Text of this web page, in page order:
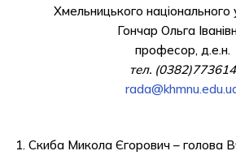
Хмельницького національного
Гончар Ольга
професор, д.е.н.
тел. (0382)773614
Скиба Микола Єгорович – голова